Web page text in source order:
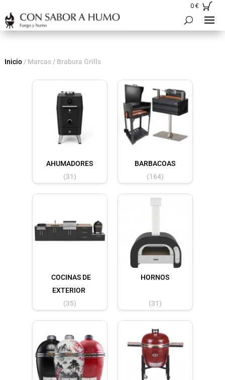
0€
Inicio/ Marcas / Brabura Grills
AHUMADORES
(31)
BARBACOAS
(164)
COCINAS DE
EXTERIOR
(35)
HORNOS
(31)